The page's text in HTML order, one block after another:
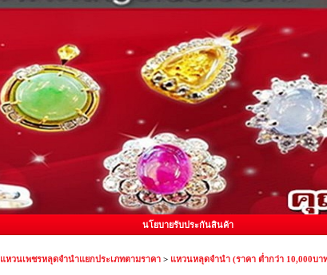
นโยบายรับประกันสินค้า
แหวนเพชรหลุดจำนำแยกประเภทตามราคา > แหวนหลุดจำนำ (ราคา ต่ำกว่า 10,000บา